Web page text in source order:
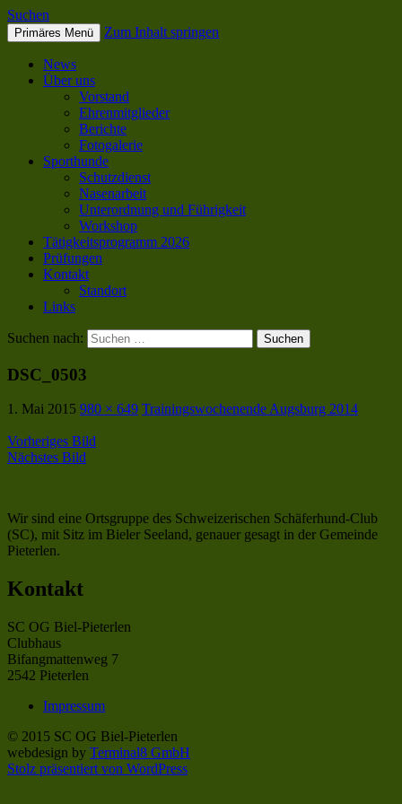
SC OG Biel-Pieterlen
Suchen
Primäres Menü Zum Inhalt springen
News
Über uns
Vorstand
Ehrenmitglieder
Berichte
Fotogalerie
Sporthunde
Schutzdienst
Nasenarbeit
Unterordnung und Führigkeit
Workshop
Tätigkeitsprogramm 2026
Prüfungen
Kontakt
Standort
Links
Suchen nach:
DSC_0503
1. Mai 2015 980 × 649 Trainingswochenende Augsburg 2014
Vorheriges Bild
Nächstes Bild
Wir sind eine Ortsgruppe des Schweizerischen Schäferhund-Club
(SC), mit Sitz im Bieler Seeland, genauer gesagt in der Gemeinde
Pieterlen.
Kontakt
SC OG Biel-Pieterlen
Clubhaus
Bifangmattenweg 7
2542 Pieterlen
Impressum
© 2015 SC OG Biel-Pieterlen
webdesign by Terminal8 GmbH
Stolz präsentiert von WordPress